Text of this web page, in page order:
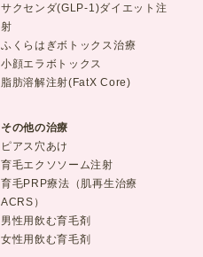
サクセンダ(GLP-1)ダイエット注
射
ふくらはぎボトックス治療
小顔エラボトックス
脂肪溶解注射(FatX Core)
その他の治療
ピアス穴あけ
育毛エクソソーム注射
育毛PRP療法（肌再生治療
ACRS）
男性用飲む育毛剤
女性用飲む育毛剤